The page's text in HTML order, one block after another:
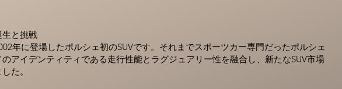
年に登場したポルシェ初のSUVです。それまでスポーツカー専門だったポルシェ
アイデンティティである走行性能とラグジュアリー性を融合し、新たなSUV市場
た。
生と挑戦